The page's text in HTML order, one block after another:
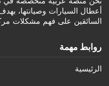
أعطال السيارات وصيانتها،
السائقين على فهم مشكلات
روابط مهمة
الرئيسية